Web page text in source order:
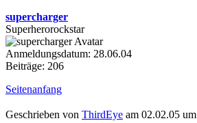
supercharger
Superherorockstar
Anmeldungsdatum: 28.06.04
Beiträge: 206
Seitenanfang
Geschrieben von ThirdEye am 02.02.05